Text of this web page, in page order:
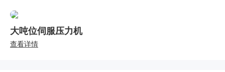
大吨位伺服压力机
查看详情